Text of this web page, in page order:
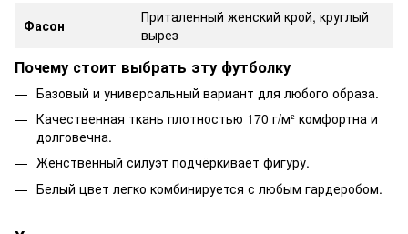
Фасон
Приталенный женский крой, круглый
вырез
Почему стоит выбрать эту футболку
Базовый и универсальный вариант для любого образа.
Качественная ткань плотностью 170 г/м² комфортна и
долговечна.
Женственный силуэт подчёркивает фигуру.
Белый цвет легко комбинируется с любым гардеробом.